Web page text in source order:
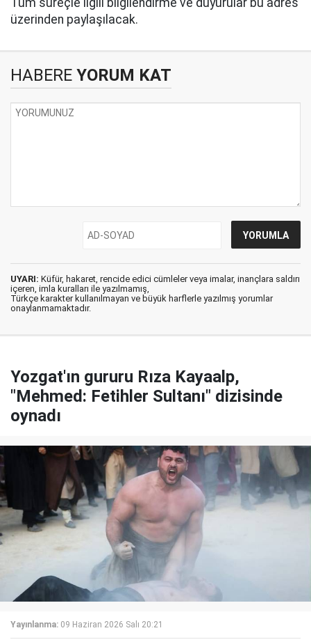
üzerinden paylaşılacak.
HABERE YORUM KAT
UYARI: Küfür, hakaret, rencide edici cümleler veya imalar, inançlara saldırı
içeren, imla kuralları ile yazılmamış,
Türkçe karakter kullanılmayan ve büyük harflerle yazılmış yorumlar
onaylanmamaktadır.
Yozgat'ın gururu Rıza Kayaalp,
"Mehmed: Fetihler Sultanı" dizisinde
oynadı
Yayınlanma: 09 Haziran 2026 Salı 20:21